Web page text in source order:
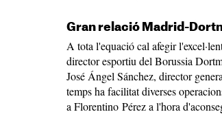
Gran relació Madrid-
A tota l'equació cal afegir
director esportiu del Borussia
José Ángel Sánchez, director
temps ha facilitat diverses
a Florentino Pérez a l'hora